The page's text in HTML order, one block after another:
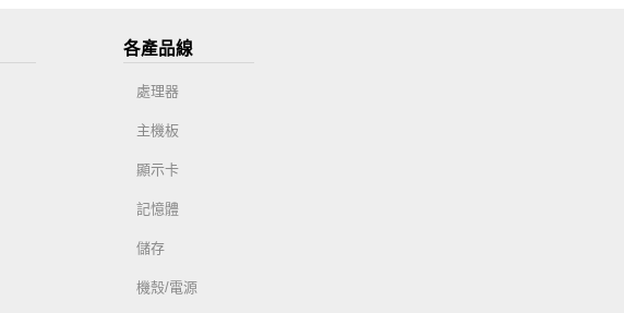
各產品線
處理器
主機板
顯示卡
記憶體
儲存
機殼/電源